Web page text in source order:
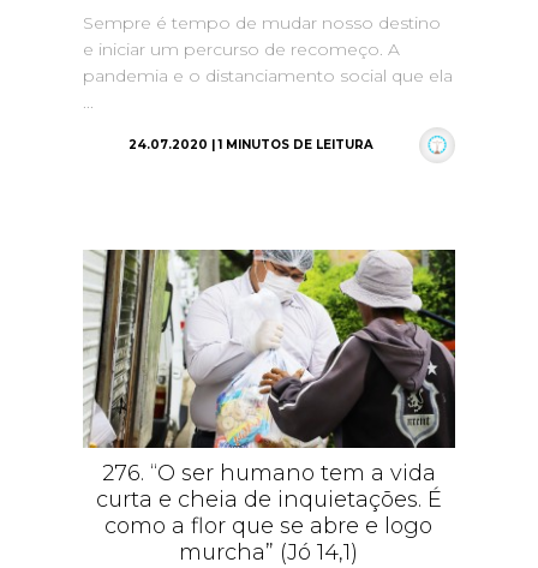
Sempre é tempo de mudar nosso destino
e iniciar um percurso de recomeço. A
pandemia e o distanciamento social que ela
...
24.07.2020 | 1 MINUTOS DE LEITURA
276. “O ser humano tem a vida
curta e cheia de inquietações. É
como a flor que se abre e logo
murcha” (Jó 14,1)